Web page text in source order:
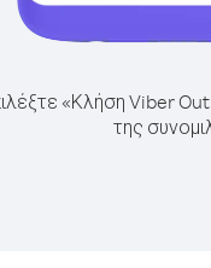
«Κλήση Viber
της